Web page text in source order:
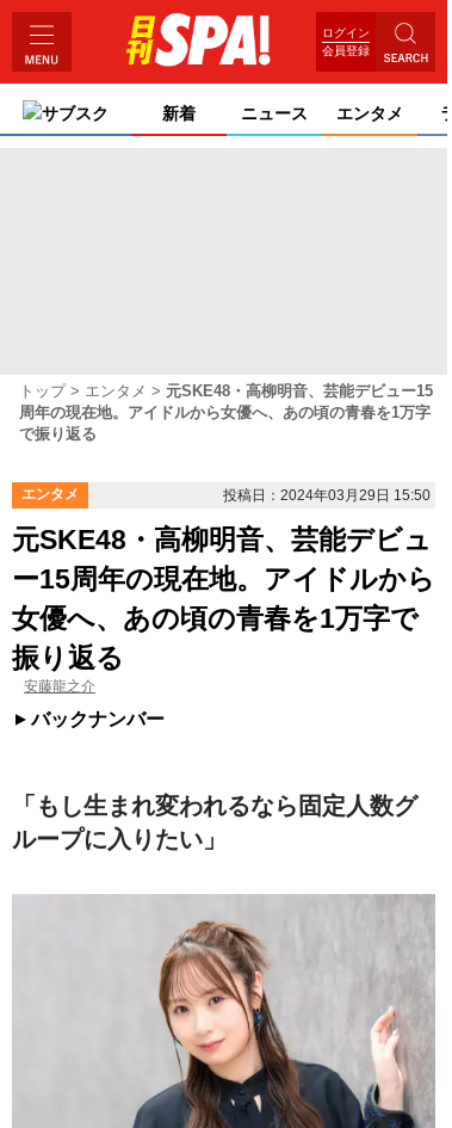
ログイン
会員登録
サブスク 新着 ニュース エンタメ
トップ エンタメ
元SKE48・高柳明音、芸能デビュー15
周年の現在地。アイドルから女優へ、あの頃の青春を1万字
で振り返る
エンタメ 投稿日：2024年03月29日 15:50
元SKE48・高柳明音、芸能デビュ
ー15周年の現在地。アイドルから
女優へ、あの頃の青春を1万字で
振り返る
安藤龍之介
バックナンバー
「もし生まれ変われるなら固定人数グ
ループに入りたい」